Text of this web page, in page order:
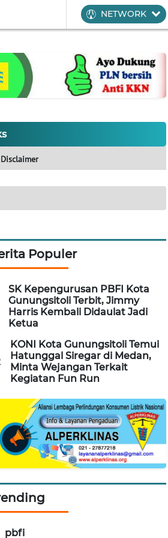
NETWORK
Disclaimer
Populer
SK Kepengurusan PBFI Kota
Gunungsitoli Terbit, Jimmy
Harris Kembali Didaulat Jadi
Ketua
KONI Kota Gunungsitoli Temui
Hatunggal Siregar di Medan,
Minta Wejangan Terkait
Kegiatan Fun Run
pbfi